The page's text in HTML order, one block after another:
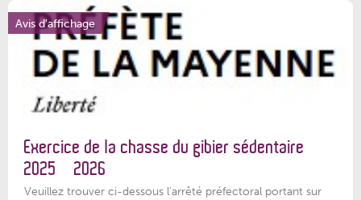
Avis d'affichage
Exercice de la chasse du gibier sédentaire
2025 – 2026
Veuillez trouver ci-dessous l'arrêté préfectoral portant sur